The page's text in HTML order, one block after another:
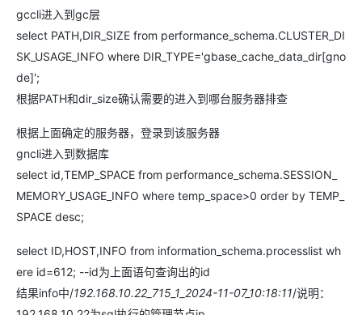
gccli进入到gc层
select PATH,DIR_SIZE from performance_schema.CLUSTER_DI
SK_USAGE_INFO where DIR_TYPE='gbase_cache_data_dir[gno
de]';
根据PATH和dir_size确认需要的进入到哪台服务器排查
根据上面确定的服务器，登录到该服务器
gncli进入到数据库
select id,TEMP_SPACE from performance_schema.SESSION_
MEMORY_USAGE_INFO where temp_space>0 order by TEMP_
SPACE desc;
select ID,HOST,INFO from information_schema.processlist wh
ere id=612; --id为上面语句查询出的id
结果info中/192.168.10.22_715_1_2024-11-07_10:18:11/说明：